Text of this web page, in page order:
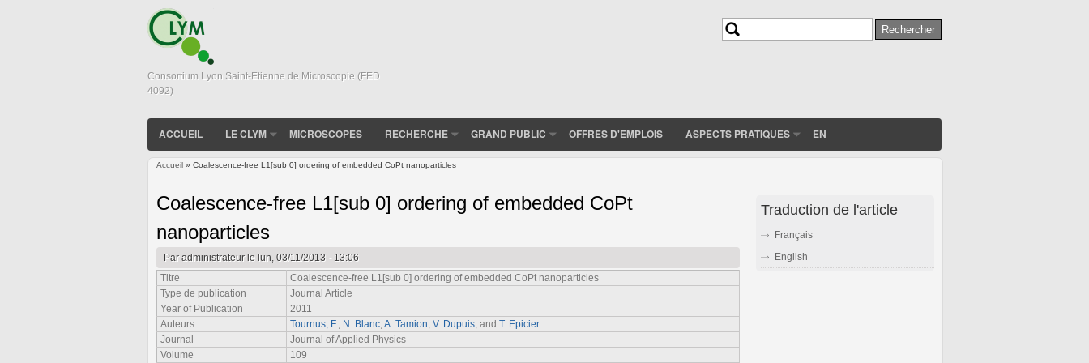
Consortium Lyon Saint-Etienne de Microscopie (FED
4092)
Rechercher
ACCUEIL LE CLYM MICROSCOPES RECHERCHE GRAND PUBLIC OFFRES D'EMPLOIS ASPECTS PRATIQUES EN
Accueil » Coalescence-free L1[sub 0] ordering of embedded CoPt nanoparticles
Coalescence-free L1[sub 0] ordering of embedded CoPt
nanoparticles
Paradministrateurle lun, 03/11/2013 - 13:06
Titre
Coalescence-free L1[sub 0] ordering of embedded CoPt nanoparticles
Type de publication
Journal Article
Year of Publication
2011
Auteurs
Tournus, F. N. Blanc A. Tamion V. Dupuis , and T. Epicier
Journal
Journal of Applied Physics
Volume
109
Traduction de l'article
Français
English